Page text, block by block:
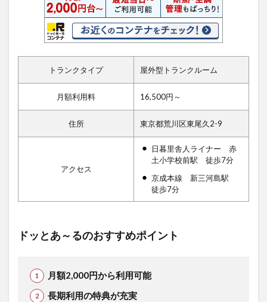
トランクタイプ 屋外型トランクルーム
月額利用料 16,500円～
住所 東京都荒川区東尾久2-9
アクセス
日暮里舎人ライナー 赤
土小学校前駅 徒歩7分
京成本線 新三河島駅
徒歩7分
ドッとあ～るのおすすめポイント
月額2,000円から利用可能
長期利用の特典が充実